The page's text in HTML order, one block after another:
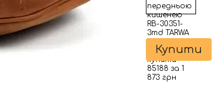
Купити